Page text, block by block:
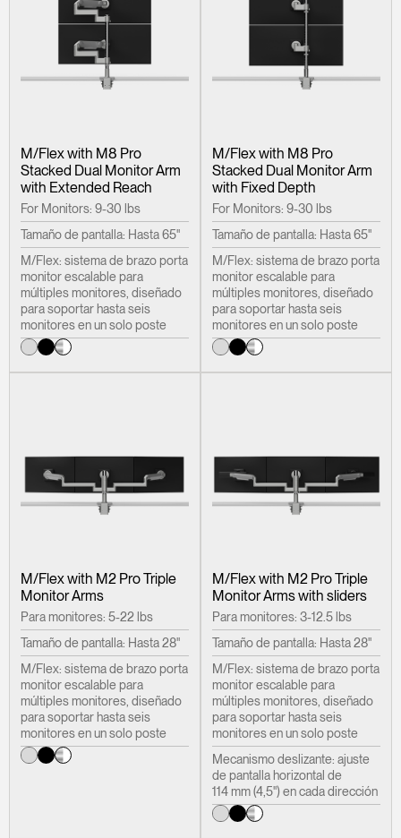
Seleccione su ubicación
Registro
REGISTRO
Region
Crear una cuenta
REGISTRO
¿Tiene un código de
referencia?
Close
M/Flex with M8 Pro
Stacked Dual Monitor Arm
with Extended Reach
For Monitors: 9-30 lbs
Tamaño de pantalla: Hasta 65"
M/Flex: sistema de brazo porta
monitor escalable para
múltiples monitores, diseñado
para soportar hasta seis
monitores en un solo poste
M/Flex with M8 Pro
Stacked Dual Monitor Arm
with Fixed Depth
For Monitors: 9-30 lbs
Tamaño de pantalla: Hasta 65"
M/Flex: sistema de brazo porta
monitor escalable para
múltiples monitores, diseñado
para soportar hasta seis
monitores en un solo poste
M/Flex with M2 Pro Triple
Monitor Arms
Para monitores: 5-22 lbs
Tamaño de pantalla: Hasta 28"
M/Flex: sistema de brazo porta
monitor escalable para
múltiples monitores, diseñado
para soportar hasta seis
monitores en un solo poste
M/Flex with M2 Pro Triple
Monitor Arms with sliders
Para monitores: 3-12.5 lbs
Tamaño de pantalla: Hasta 28"
M/Flex: sistema de brazo porta
monitor escalable para
múltiples monitores, diseñado
para soportar hasta seis
monitores en un solo poste
Mecanismo deslizante: ajuste
de pantalla horizontal de
114 mm (4,5") en cada dirección